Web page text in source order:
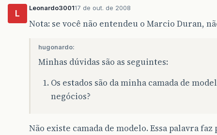
L
Leonardo300117 de out. de 2008
Nota: se você não entendeu o Marcio Duran,
hugonardo:
Minhas dúvidas são as seguintes:
Os estados são da minha camada de
negócios?
Não existe camada de modelo. Essa palavra